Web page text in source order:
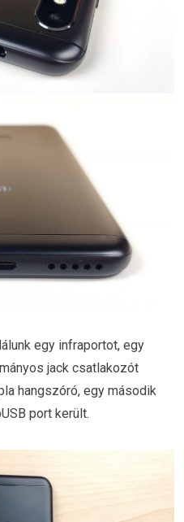
egy infraportot, egy
jack csatlakozót
hangszóró, egy második
port került.